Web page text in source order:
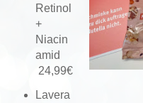
Retinol
+
Niacin
amid
24,99€
Lavera